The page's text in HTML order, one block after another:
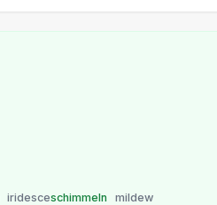
iridesceschimmeln mildew